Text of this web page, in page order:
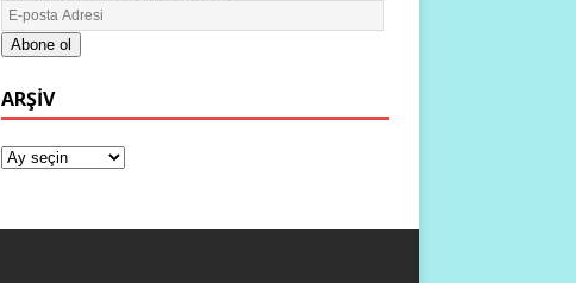
Abone ol
ARŞIV